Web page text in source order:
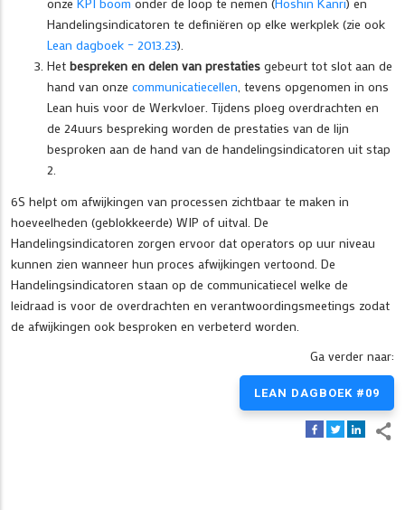
Handelingsindicatoren te definiëren op elke werkplek (zie ook
Lean dagboek – 2013.23).
Het bespreken en delen van prestaties gebeurt tot slot aan de
hand van onze communicatiecellen, tevens opgenomen in ons
Lean huis voor de Werkvloer. Tijdens ploeg overdrachten en
de 24uurs bespreking worden de prestaties van de lijn
besproken aan de hand van de handelingsindicatoren uit stap
2.
6S helpt om afwijkingen van processen zichtbaar te maken in
hoeveelheden (geblokkeerde) WIP of uitval. De
Handelingsindicatoren zorgen ervoor dat operators op uur niveau
kunnen zien wanneer hun proces afwijkingen vertoond. De
Handelingsindicatoren staan op de communicatiecel welke de
leidraad is voor de overdrachten en verantwoordingsmeetings zodat
de afwijkingen ook besproken en verbeterd worden.
Ga verder naar:
LEAN DAGBOEK #09